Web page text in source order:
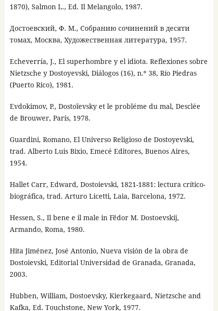
1870), Salmon L., Ed. Il Melangolo, 1987.
Достоевский, Ф. М., Собранию сочинений в десяти
томах, Москва, Художественная литература, 1957.
Echeverría, J., El superhombre y el idiota. Reflexiones sobre
Nietzsche y Dostoyevski, Diálogos (16), n.º 38, Río Piedras
(Puerto Rico), 1981.
Evdokimov, P., Dostoïevsky et le probléme du mal, Desclée
de Brouwer, Paris, 1978.
Guardini, Romano, El Universo Religioso de Dostoyevski,
trad. Alberto Luis Bixio, Emecé Editores, Buenos Aires,
1954.
Hallet Carr, Edward, Dostoievski, 1821-1881: lectura crítico-
biográfica, trad. Arturo Licetti, Laia, Barcelona, 1972.
Hessen, S., Il bene e il male in Fëdor M. Dostoevskij,
Armando, Roma, 1980.
Hita Jiménez, José Antonio, Nueva visión de la obra de
Dostoievski, Editorial Universidad de Granada, Granada,
2003.
Hubben, William, Dostoevsky, Kierkegaard, Nietzsche and
Kafka, Ed. Touchstone, New York, 1977.